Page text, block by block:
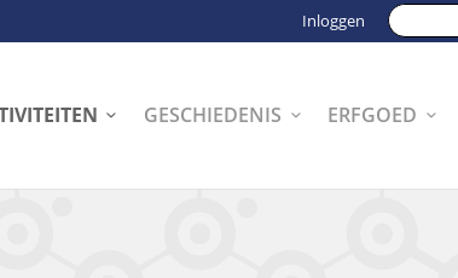
Zoeken:
Inloggen
GESCHIEDENIS ERFGOED